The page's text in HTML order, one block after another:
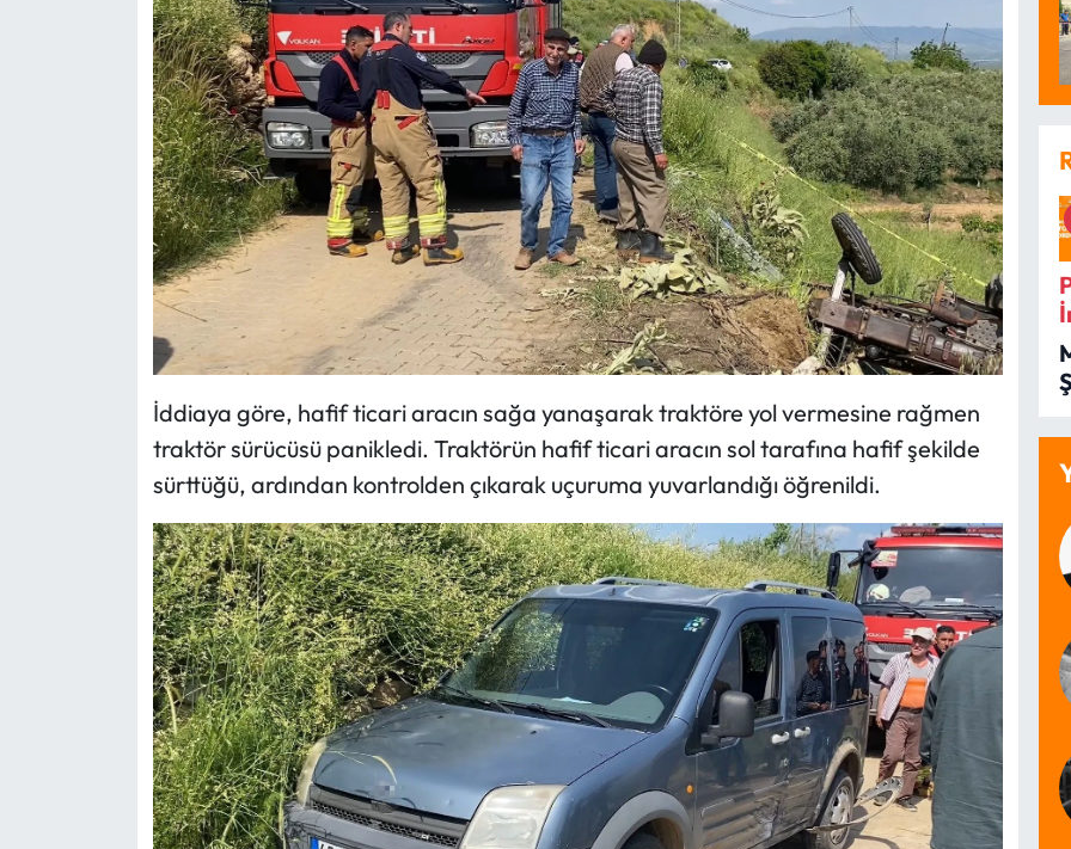
İddiaya göre, hafif ticari aracın sağa yanaşarak traktöre yol vermesine rağmen
traktör sürücüsü panikledi. Traktörün hafif ticari aracın sol tarafına hafif şekilde
sürttüğü, ardından kontrolden çıkarak uçuruma yuvarlandığı öğrenildi.